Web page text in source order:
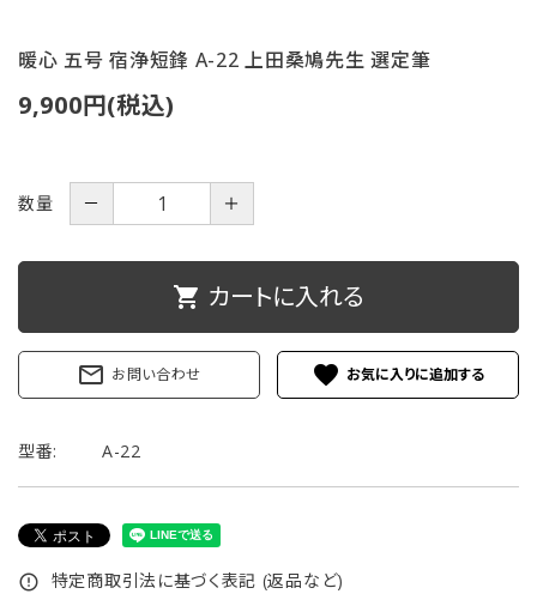
暖心 五号 宿浄短鋒 A-22 上田桑鳩先生 選定筆
9,900円(税込)
数量 － ＋
shopping_cart カートに入れる
mail_outline お問い合わせ favorite
型番: A-22
error_outline 特定商取引法に基づく表記 (返品など)